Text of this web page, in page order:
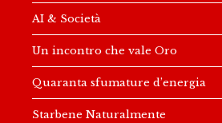
AI & Società
Un incontro che vale Oro
Quaranta sfumature d’energia
Starbene Naturalmente